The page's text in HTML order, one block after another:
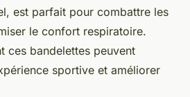
est parfait pour combattre les
le confort respiratoire.
ces bandelettes peuvent
sportive et améliorer